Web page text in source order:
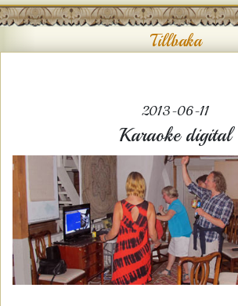
Gården
Kontakt
Tillbaka
2013-06-11
Karaoke digital